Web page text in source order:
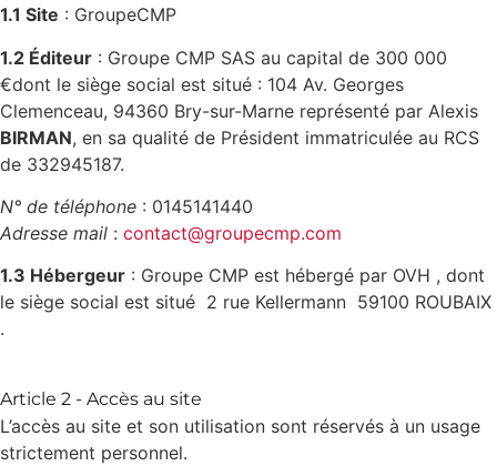
1.1 Site : GroupeCMP
1.2 Éditeur : Groupe CMP SAS au capital de 300 000
€dont le siège social est situé : 104 Av. Georges
Clemenceau, 94360 Bry-sur-Marne représenté par Alexis
BIRMAN, en sa qualité de Président immatriculée au RCS
de 332945187.
N° de téléphone : 0145141440
Adresse mail : contact@groupecmp.com
1.3 Hébergeur : Groupe CMP est hébergé par OVH , dont
le siège social est situé 2 rue Kellermann 59100 ROUBAIX
.
Article 2 - Accès au site
L’accès au site et son utilisation sont réservés à un usage
strictement personnel.